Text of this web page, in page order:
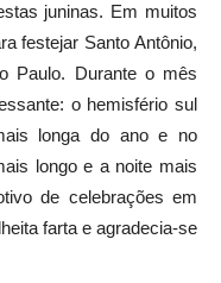
juninas. Em muitos
festejar Santo Antônio,
Paulo. Durante o mês
o hemisfério sul
longa do ano e no
longo e a noite mais
de celebrações em
farta e agradecia-se